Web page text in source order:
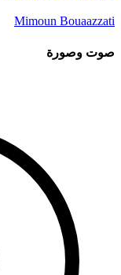
Mimoun Bouaazzati
صوت وصورة